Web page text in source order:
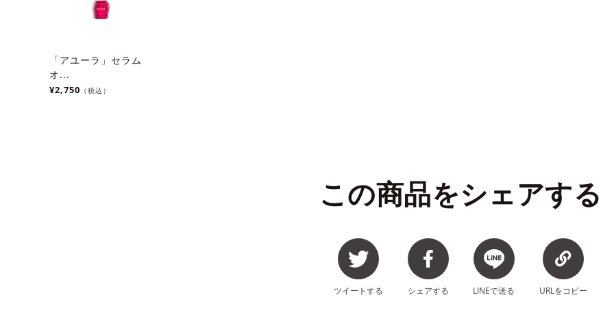
「アユーラ」セラム
オ...
¥2,750 （税込）
この商品をシェアする
ツイートする シェアする LINEで送る URLをコピー